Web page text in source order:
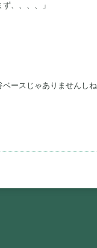
、、、、」
ースじゃありませんしね